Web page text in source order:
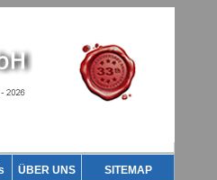
ÜBER UNS SITEMAP